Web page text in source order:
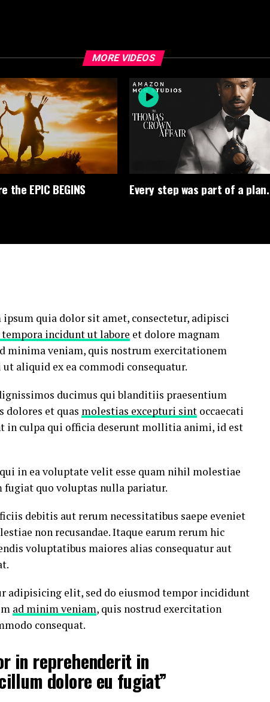
MORE VIDEOS
the EPIC BEGINS Every step was part of a plan.
quia dolor sit amet, consectetur, adipisci
incidunt ut labore et dolore magnam
minima veniam, quis nostrum exercitationem
aliquid ex ea commodi consequatur.
ducimus qui blanditiis praesentium
et quas molestias excepturi sint occaecati
in culpa qui officia deserunt mollitia animi, id est
in ea voluptate velit esse quam nihil molestiae
quo voluptas nulla pariatur.
debitis aut rerum necessitatibus saepe eveniet
non recusandae. Itaque earum rerum hic
voluptatibus maiores alias consequatur aut
adipisicing elit, sed do eiusmod tempor incididunt
ad minim veniam, quis nostrud exercitation
consequat.
in reprehenderit in
dolore eu fugiat”